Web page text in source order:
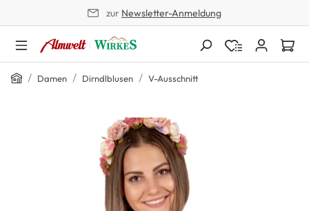
zur Newsletter-Anmeldung
Home
/ Damen / Dirndlblusen / V-Ausschnitt
Bildergalerie überspringen